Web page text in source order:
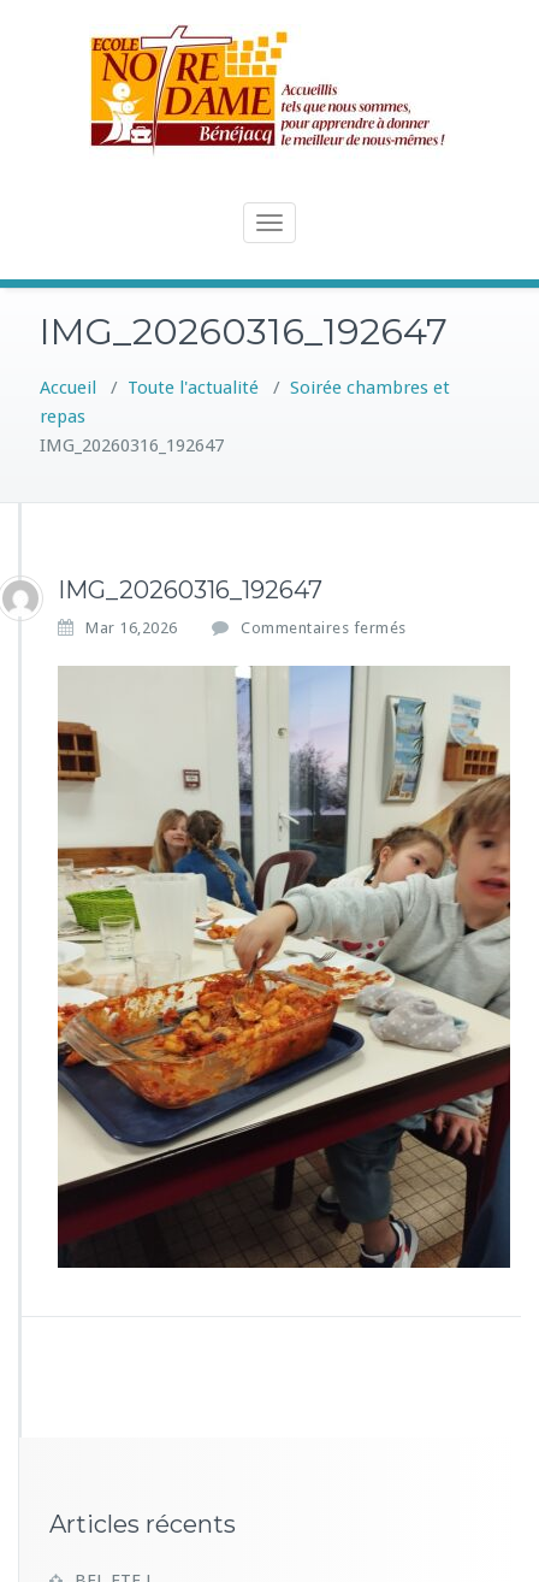
Toggle
IMG_20260316_192647
Accueil / Toute l'actualité / Soirée chambres et
repas
IMG_20260316_192647
IMG_20260316_192647
Mar 16,2026 Commentaires fermés
I
M
G
_
2
0
2
6
0
3
1
6
_
1
9
6
4
7
Articles récents